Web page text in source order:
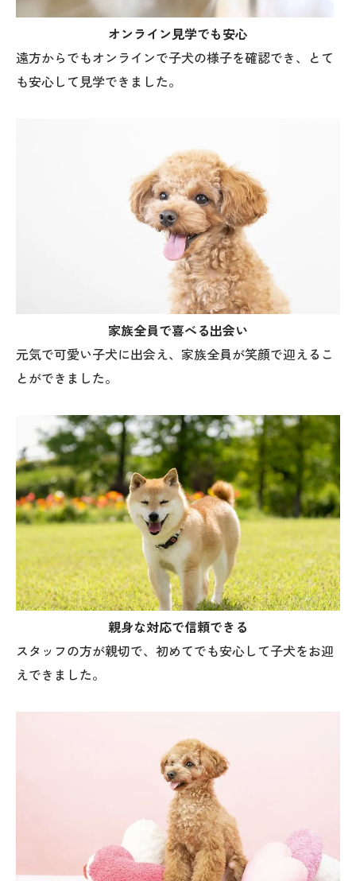
オンライン見学でも安心
遠方からでもオンラインで子犬の様子を確認でき、とて
も安心して見学できました。
家族全員で喜べる出会い
元気で可愛い子犬に出会え、家族全員が笑顔で迎えるこ
とができました。
親身な対応で信頼できる
スタッフの方が親切で、初めてでも安心して子犬をお迎
えできました。